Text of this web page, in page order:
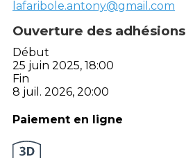
lafaribole.antony@gmail.com
Ouverture des adhésions
Début
25 juin 2025, 18:00
Fin
8 juil. 2026, 20:00
Paiement en ligne